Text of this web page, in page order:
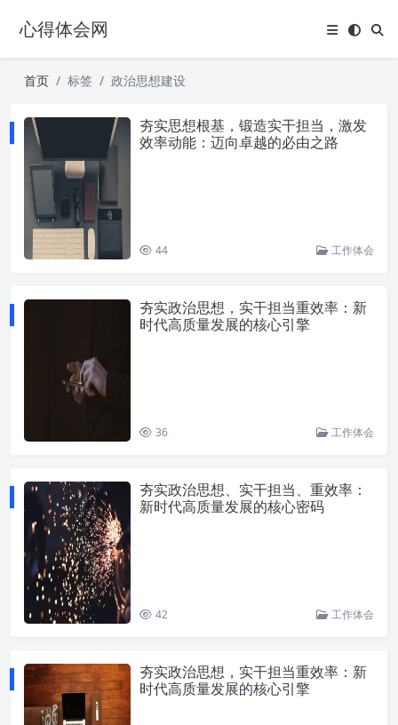
心得体会网
首页 标签 政治思想建设
夯实思想根基，锻造实干担当，激发
效率动能：迈向卓越的必由之路
44 工作体会
夯实政治思想，实干担当重效率：新
时代高质量发展的核心引擎
36 工作体会
夯实政治思想、实干担当、重效率：
新时代高质量发展的核心密码
42 工作体会
夯实政治思想，实干担当重效率：新
时代高质量发展的核心引擎